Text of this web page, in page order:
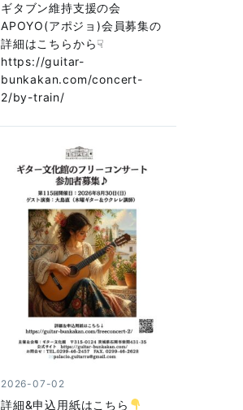
ギタブン維持支援の会
APOYO(アポジョ)会員募集の
詳細はこちらから☟
https://guitar-
bunkakan.com/concert-
2/by-train/
2026-07-02
詳細&申込用紙はこちら